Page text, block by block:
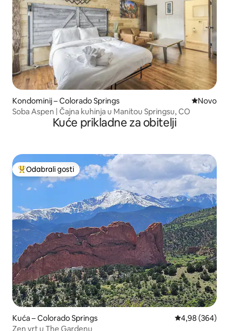
Kondominij – Colorado Springs Novi
Novo
Soba Aspen | Čajna kuhinja u Manitou Springsu, CO
Kuće prikladne za obitelji
Među najviše rangiranima s oznakom „Odabrali gosti”
Odabrali gosti
Kuća – Colorado Springs Prosječna
4,98 (364)
Zen vrt u The Gardenu